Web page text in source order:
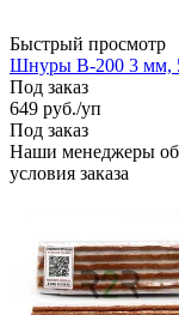
Быстрый просмотр
Шнуры В-200 3 мм,
Под заказ
649 руб./уп
Под заказ
Наши менеджеры
условия заказа